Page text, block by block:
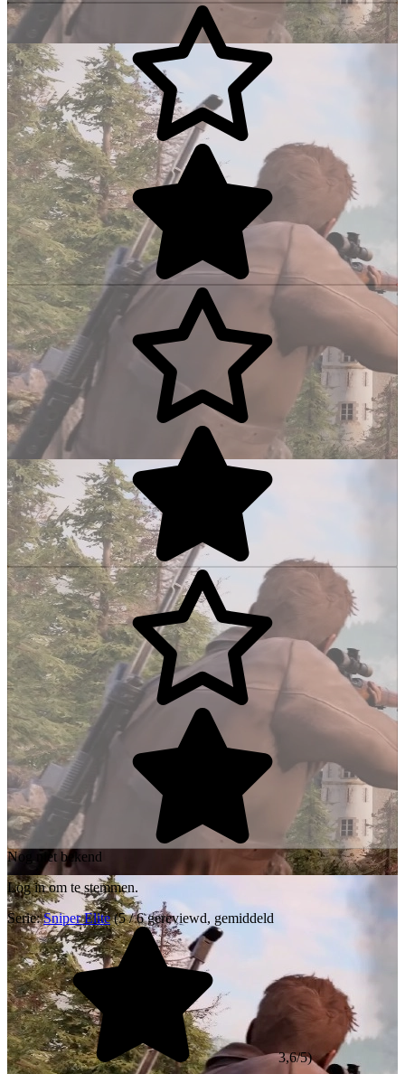
Nog niet bekend
Log in om te stemmen.
Serie: Sniper Elite (5 / 6 gereviewd, gemiddeld
3,6/5)